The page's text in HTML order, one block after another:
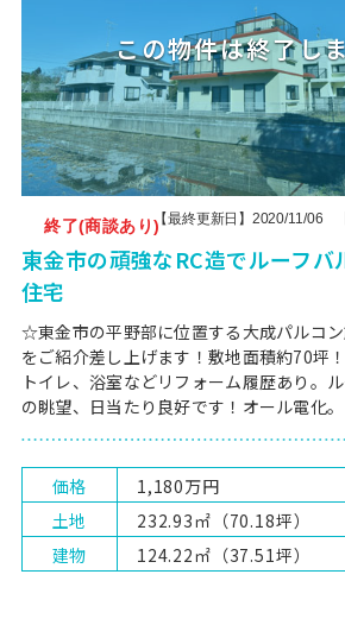
終了(商談あり)【最終更新日】2020/11/06
東金市の頑強なRC造でルーフ
住宅
☆東金市の平野部に位置する大成パルコ
をご紹介差し上げます！敷地面積約70坪
トイレ、浴室などリフォーム履歴あり。
の眺望、日当たり良好です！オール電化。
価格
1,180万円
土地
232.93㎡（70.18坪）
建物
124.22㎡（37.51坪）